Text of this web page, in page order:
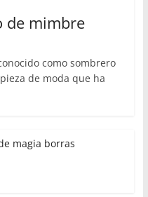
de mimbre
como sombrero
de moda que ha
magia borras